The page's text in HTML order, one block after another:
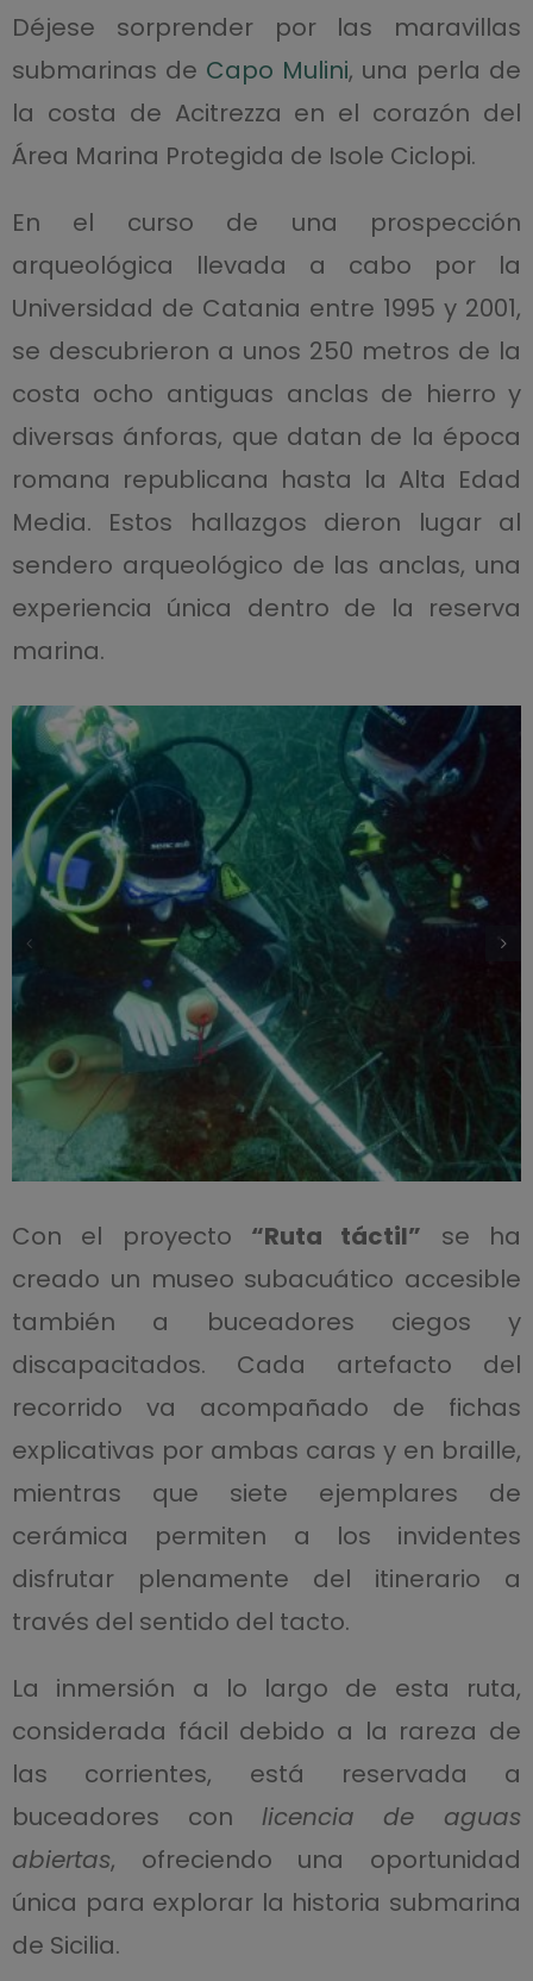
Déjese sorprender por las maravillas
submarinas de Capo Mulini, una perla de
la costa de Acitrezza en el corazón del
Área Marina Protegida de Isole Ciclopi.
En el curso de una prospección
arqueológica llevada a cabo por la
Universidad de Catania entre 1995 y 2001,
se descubrieron a unos 250 metros de la
costa ocho antiguas anclas de hierro y
diversas ánforas, que datan de la época
romana republicana hasta la Alta Edad
Media. Estos hallazgos dieron lugar al
sendero arqueológico de las anclas, una
experiencia única dentro de la reserva
marina.
Con el proyecto “Ruta táctil” se ha
creado un museo subacuático accesible
también a buceadores ciegos y
discapacitados. Cada artefacto del
recorrido va acompañado de fichas
explicativas por ambas caras y en braille,
mientras que siete ejemplares de
cerámica permiten a los invidentes
disfrutar plenamente del itinerario a
través del sentido del tacto.
La inmersión a lo largo de esta ruta,
considerada fácil debido a la rareza de
las corrientes, está reservada a
buceadores con licencia de aguas
abiertas, ofreciendo una oportunidad
única para explorar la historia submarina
de Sicilia.